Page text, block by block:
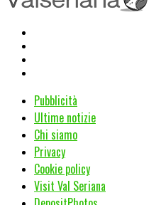
Pubblicità
Ultime notizie
Chi siamo
Privacy
Cookie policy
Visit Val Seriana